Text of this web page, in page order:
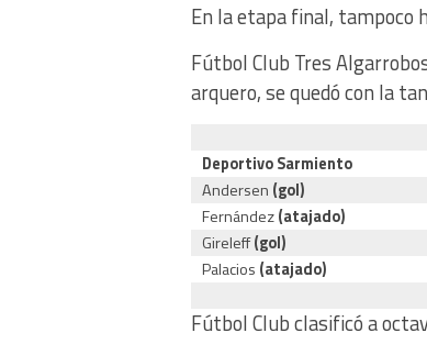
En la etapa final, tampoco
Fútbol Club Tres
arquero, se quedó con la
Deportivo Sarmiento
Andersen (gol)
Fernández(atajado)
Gireleff(gol)
Palacios (atajado)
Fútbol Club clasificó a